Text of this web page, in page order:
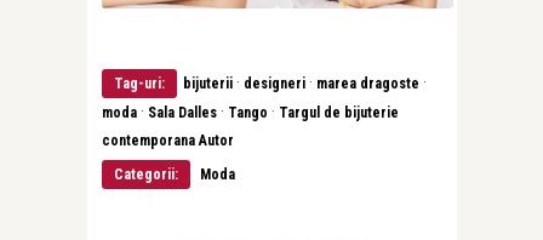
Tag-uri: bijuterii · designeri · marea dragoste ·
moda · Sala Dalles · Tango · Targul de bijuterie
contemporana Autor
Categorii:
Moda